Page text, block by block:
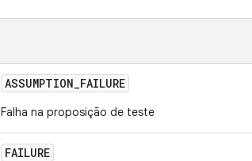
ASSUMPTION_FAILURE
Falha na proposição de teste
FAILURE